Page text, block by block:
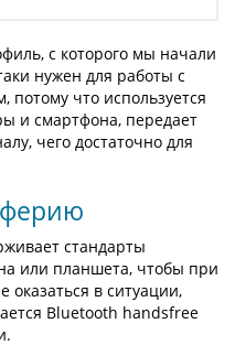
с которого мы начали
нужен для работы с
что используется
и смартфона, передает
чего достаточно для
стандарты
или планшета, чтобы при
оказаться в ситуации,
Bluetooth handsfree